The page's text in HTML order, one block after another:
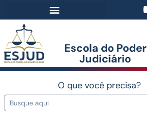
Escola do Poder
Judiciário​
O que você precisa?